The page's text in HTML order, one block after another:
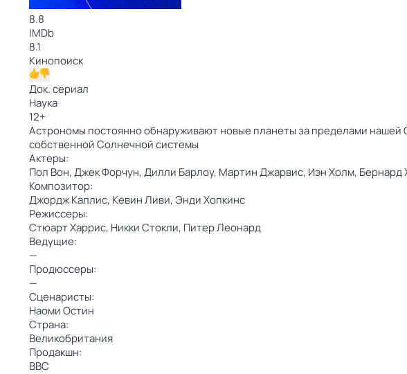
8.8
IMDb
8.1
Кинопоиск
Док. сериал
Наука
12+
Астрономы постоянно обнаруживают новые планеты за пределами
собственной Солнечной системы
Актеры:
Пол Вон,Джек Форчун,Дилли Барлоу, Мартин Джарвис, Иэн Холм, Бернард
Композитор:
Джордж Каллис, Кевин Ливи,Энди Хопкинс
Режиссеры:
Стюарт Харрис, Никки Стокли, Питер Леонард
Ведущие:
—
Продюссеры:
—
Сценаристы:
Наоми Остин
Страна:
Великобритания
Продакшн:
BBC